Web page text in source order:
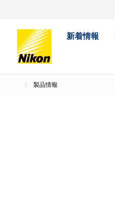
新着情報
製品情報